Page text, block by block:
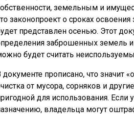
земельным и
законопроект о сроках
представлен осенью. Этот
заброшенных земель
будет считать
документе прописано, что значит
от мусора, сорняков и
для использования. Если
владельца могут